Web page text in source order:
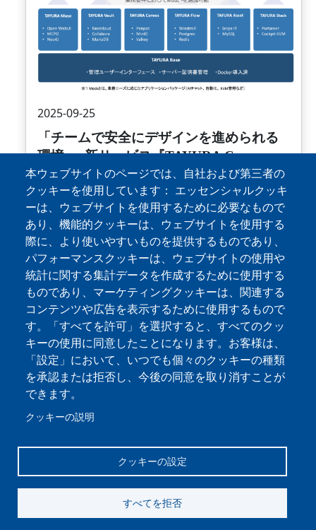
2025-09-25
「チームで安全にデザインを進められる
環境 ― 新サービス『TAYURA Canvas』
を提供開始」
【株式会社プルーブマインド（本社：東京都千代
田区平河町1-3-6、代表取締役：湯座 聡）】は、
自社開発の業務基盤サービス「TAYURA Base」に
おいて、新たにデザイン環境を備えた 「TAYURA
Canvas」 を2025年10月上旬より提供開始いたし
ます。
Read More
ページ送り
フッターお問い合わせ
プライバシーポリシー
会社情報
本ウェブサイトのページでは、自社および第三者の
クッキーを使用しています： エッセンシャルクッキ
ーは、ウェブサイトを使用するために必要なもので
あり、機能的クッキーは、ウェブサイトを使用する
際に、より使いやすいものを提供するものであり、
パフォーマンスクッキーは、ウェブサイトの使用や
統計に関する集計データを作成するために使用する
ものであり、マーケティングクッキーは、関連する
コンテンツや広告を表示するために使用するもので
す。「すべてを許可」を選択すると、すべてのクッ
キーの使用に同意したことになります。お客様は、
「設定」において、いつでも個々のクッキーの種類
を承認または拒否し、今後の同意を取り消すことが
できます。
クッキーの説明
クッキーの設定
すべてを拒否